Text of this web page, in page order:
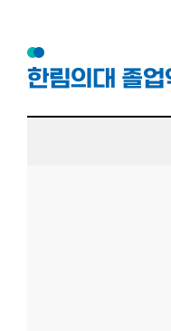
이용
한림의대 졸